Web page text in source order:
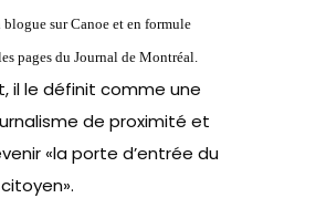
blogue sur Canoe et en formule
pages du Journal de Montréal.
il le définit comme une
de proximité et
«la porte d’entrée du
».